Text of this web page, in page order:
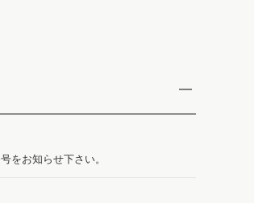
をお知らせ下さい。